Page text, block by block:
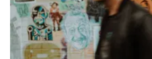
Eli Brunelle、'pink whitney'を公開